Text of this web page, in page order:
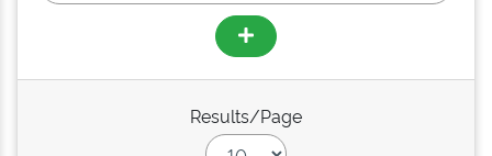
Results/Page